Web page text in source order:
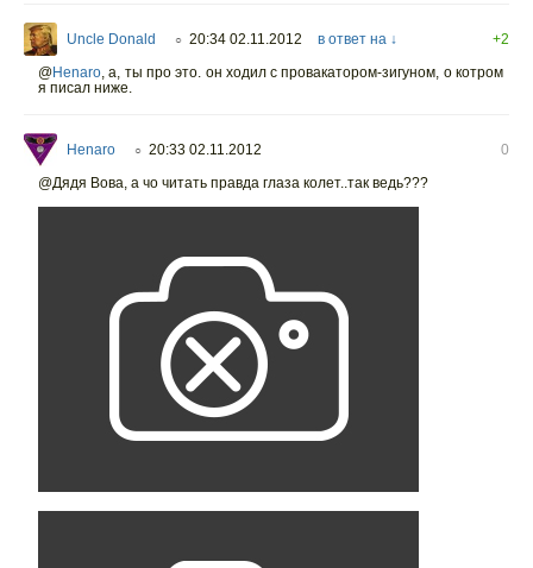
Uncle Donald ○ 20:34 02.11.2012 в ответ на ↓
+2
@Henaro,а, ты про это. он ходил с провакатором-зигуном, о котром
я писал ниже.
Henaro ○ 20:33 02.11.2012
0
@Дядя Вова, а чо читать правда глаза колет..так ведь???